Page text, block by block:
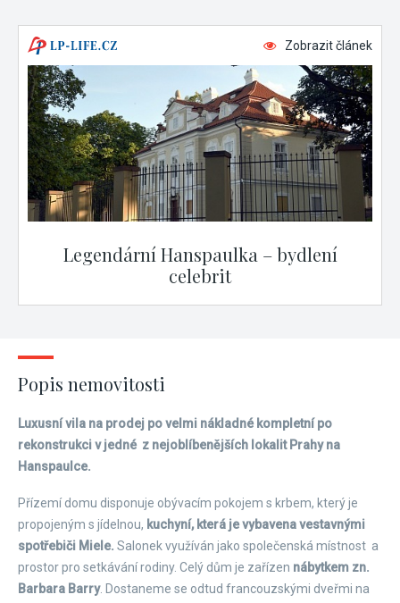
Zobrazit článek
Legendární Hanspaulka – bydlení
celebrit
Popis nemovitosti
Luxusní vila na prodej po velmi nákladné kompletní po
rekonstrukci v jedné z nejoblíbenějších lokalit Prahy na
Hanspaulce.
Přízemí domu disponuje obývacím pokojem s krbem, který je
propojeným s jídelnou, kuchyní, která je vybavena vestavnými
spotřebiči Miele. Salonek využíván jako společenská místnost a
prostor pro setkávání rodiny. Celý dům je zařízen nábytkem zn.
Barbara Barry. Dostaneme se odtud francouzskými dveřmi na